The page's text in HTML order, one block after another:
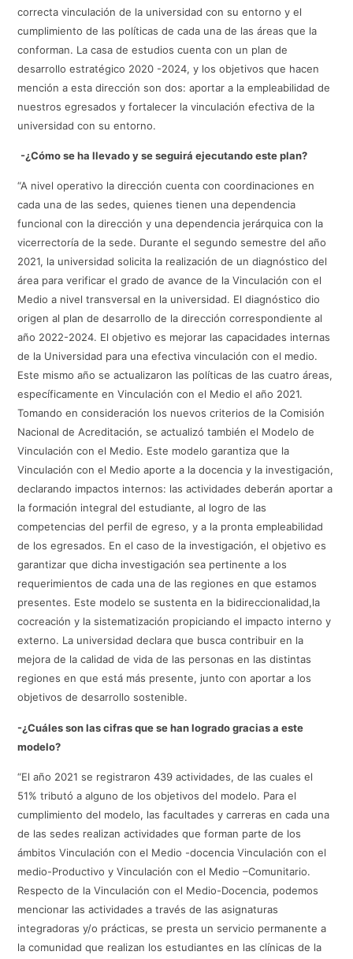
correcta vinculación de la universidad con su entorno y el
cumplimiento de las políticas de cada una de las áreas que la
conforman. La casa de estudios cuenta con un plan de
desarrollo estratégico 2020 -2024, y los objetivos que hacen
mención a esta dirección son dos: aportar a la empleabilidad de
nuestros egresados y fortalecer la vinculación efectiva de la
universidad con su entorno.
-¿Cómo se ha llevado y se seguirá ejecutando este plan?
“A nivel operativo la dirección cuenta con coordinaciones en
cada una de las sedes, quienes tienen una dependencia
funcional con la dirección y una dependencia jerárquica con la
vicerrectoría de la sede. Durante el segundo semestre del año
2021, la universidad solicita la realización de un diagnóstico del
área para verificar el grado de avance de la Vinculación con el
Medio a nivel transversal en la universidad. El diagnóstico dio
origen al plan de desarrollo de la dirección correspondiente al
año 2022-2024. El objetivo es mejorar las capacidades internas
de la Universidad para una efectiva vinculación con el medio.
Este mismo año se actualizaron las políticas de las cuatro áreas,
específicamente en Vinculación con el Medio el año 2021.
Tomando en consideración los nuevos criterios de la Comisión
Nacional de Acreditación, se actualizó también el Modelo de
Vinculación con el Medio. Este modelo garantiza que la
Vinculación con el Medio aporte a la docencia y la investigación,
declarando impactos internos: las actividades deberán aportar a
la formación integral del estudiante, al logro de las
competencias del perfil de egreso, y a la pronta empleabilidad
de los egresados. En el caso de la investigación, el objetivo es
garantizar que dicha investigación sea pertinente a los
requerimientos de cada una de las regiones en que estamos
presentes. Este modelo se sustenta en la bidireccionalidad,la
cocreación y la sistematización propiciando el impacto interno y
externo. La universidad declara que busca contribuir en la
mejora de la calidad de vida de las personas en las distintas
regiones en que está más presente, junto con aportar a los
objetivos de desarrollo sostenible.
-¿Cuáles son las cifras que se han logrado gracias a este
modelo?
“El año 2021 se registraron 439 actividades, de las cuales el
51% tributó a alguno de los objetivos del modelo. Para el
cumplimiento del modelo, las facultades y carreras en cada una
de las sedes realizan actividades que forman parte de los
ámbitos Vinculación con el Medio -docencia Vinculación con el
medio-Productivo y Vinculación con el Medio –Comunitario.
Respecto de la Vinculación con el Medio-Docencia, podemos
mencionar las actividades a través de las asignaturas
integradoras y/o prácticas, se presta un servicio permanente a
la comunidad que realizan los estudiantes en las clínicas de la